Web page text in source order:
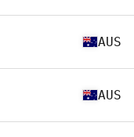
AUS
AUS